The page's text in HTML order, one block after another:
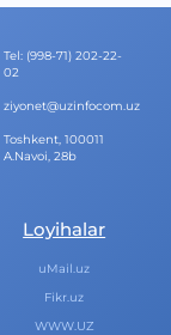
Теl: (998-71) 202-22-
02
ziyonet@uzinfocom.uz
Toshkent, 100011
A.Navoi, 28b
Loyihalar
uMail.uz
Fikr.uz
WWW.UZ